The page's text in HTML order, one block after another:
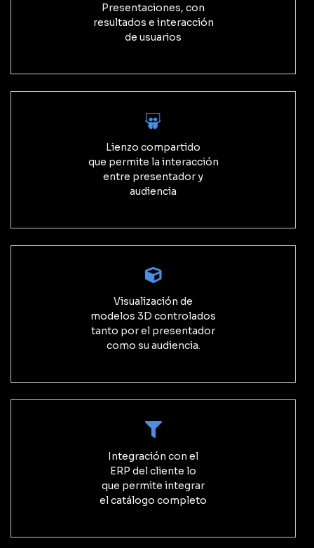
Presentaciones, con
resultados e interacción
de usuarios
Lienzo compartido
que permite la interacción
entre presentador y
audiencia
Visualización de
modelos 3D controlados
tanto por el presentador
como su audiencia.
Integración con el
ERP del cliente lo
que permite integrar
el catálogo completo